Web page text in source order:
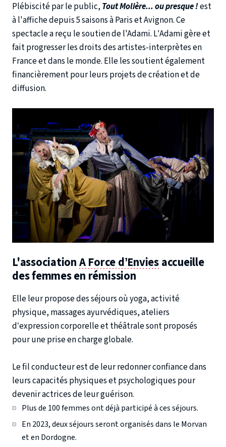
Plébiscité par le public, Tout Molière... ou presque !est
à l'affiche depuis 5 saisons à Paris et Avignon. Ce
spectacle a reçu le soutien de l'Adami. L’Adami gère et
fait progresser les droits des artistes-interprètes en
France et dans le monde. Elle les soutient également
financièrement pour leurs projets de création et de
diffusion.
L'associationA Force d’Enviesaccueille
des femmes en rémission
Elle leur propose des séjours où yoga, activité
physique, massages ayurvédiques, ateliers
d’expression corporelle et théâtrale sont proposés
pour une prise en charge globale.
Le fil conducteur est de leur redonner confiance dans
leurs capacités physiques et psychologiques pour
devenir actrices de leur guérison.
Plus de 100 femmes ont déjà participé à ces séjours.
En 2023, deux séjours seront organisés dans le Morvan
et en Dordogne.